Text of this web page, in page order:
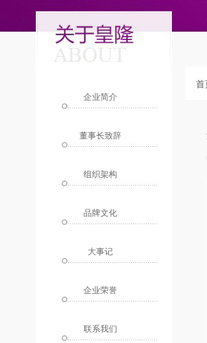
企业简介
董事长致辞
组织架构
品牌文化
大事记
企业荣誉
联系我们
首